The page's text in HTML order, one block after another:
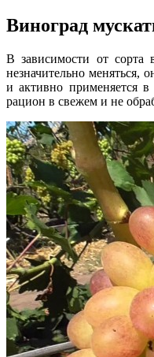
Виноград
В зависимости от сорта
незначительно меняться,
и активно применяется
рацион в свежем и не